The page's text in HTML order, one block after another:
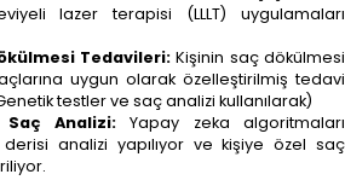
lazer terapisi (LLLT) uygulamaları
Tedavileri: Kişinin saç dökülmesi
uygun olarak özelleştirilmiş tedavi
testler ve saç analizi kullanılarak)
Analizi:Yapay zeka algoritmaları
analizi yapılıyor ve kişiye özel saç